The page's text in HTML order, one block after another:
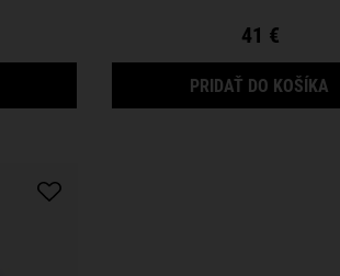
MIDNIGHT RECOVERY BOTANICAL
41 €
PRIDAŤ DO KOŠÍKA